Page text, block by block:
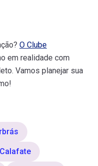
O Clube
em realidade com
Vamos planejar sua